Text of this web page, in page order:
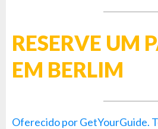
RESERVE UM
EM BERLIM
Oferecido por GetYourGuide.